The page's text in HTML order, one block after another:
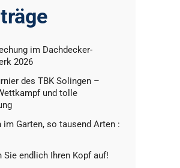
im Dachdecker-
2026
des TBK Solingen –
und tolle
im Garten, so tausend Arten :
Sie endlich Ihren Kopf auf!